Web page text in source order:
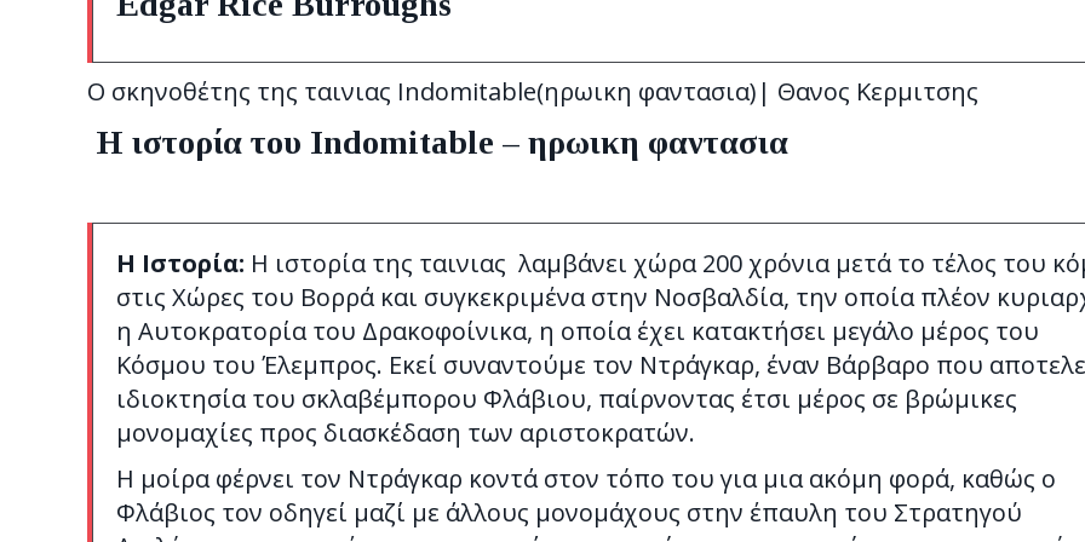
Ο σκηνοθέτης της ταινιας Indomitable(ηρωικη φαντασια)| Θανος Κερμιτσης
Η ιστορία του Indomitable – ηρωικη φαντασια
H Iστορία: Η ιστορία της ταινιας λαμβάνει χώρα 200 χρόνια μετά το τέλος του
στις Χώρες του Βορρά και συγκεκριμένα στην Νοσβαλδία, την οποία πλέον
η Αυτοκρατορία του Δρακοφοίνικα, η οποία έχει κατακτήσει μεγάλο μέρος του
Κόσμου του Έλεμπρος. Εκεί συναντούμε τον Ντράγκαρ, έναν Βάρβαρο που
ιδιοκτησία του σκλαβέμπορου Φλάβιου, παίρνοντας έτσι μέρος σε βρώμικες
μονομαχίες προς διασκέδαση των αριστοκρατών.
Η μοίρα φέρνει τον Ντράγκαρ κοντά στον τόπο του για μια ακόμη φορά, καθώς ο
Φλάβιος τον οδηγεί μαζί με άλλους μονομάχους στην έπαυλη του Στρατηγού